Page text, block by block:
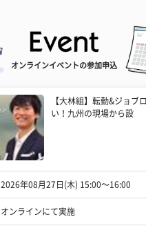
オンラインイベントの参加申込
【大林組】転勤&ジョブ
い！九州の現場から設
2026年08月27日(木) 15:00〜16:00
オンラインにて実施